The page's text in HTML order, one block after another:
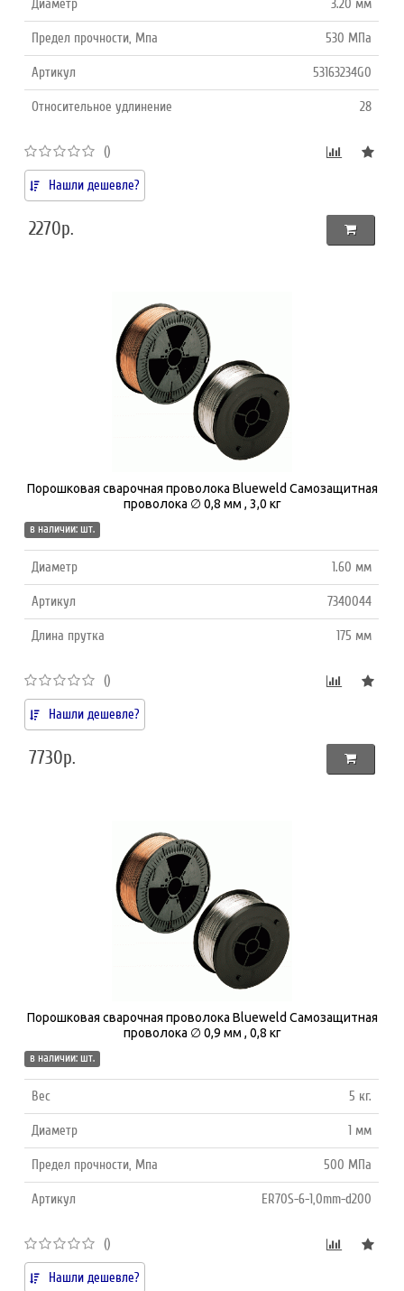
Диаметр 3.20 мм
Предел прочности, Мпа 530 МПа
Артикул 53163234G0
Относительное удлинение 28
()
Нашли дешевле?
2270р.
Порошковая сварочная проволока Blueweld Самозащитная
проволока ∅ 0,8 мм , 3,0 кг
в наличии: шт.
Диаметр 1.60 мм
Артикул 7340044
Длина прутка 175 мм
()
Нашли дешевле?
7730р.
Порошковая сварочная проволока Blueweld Самозащитная
проволока ∅ 0,9 мм , 0,8 кг
в наличии: шт.
Вес 5 кг.
Диаметр 1 мм
Предел прочности, Мпа 500 МПа
Артикул ER70S-6-1,0mm-d200
()
Нашли дешевле?